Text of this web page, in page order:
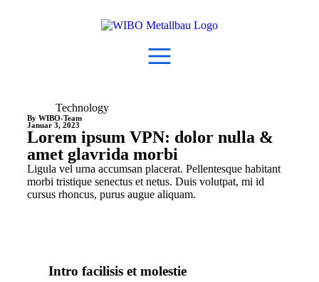
Technology
By WIBO-Team
Januar 3, 2023
Lorem ipsum VPN: dolor nulla &
amet glavrida morbi
Ligula vel urna accumsan placerat. Pellentesque habitant
morbi tristique senectus et netus. Duis volutpat, mi id
cursus rhoncus, purus augue aliquam.
Intro facilisis et molestie